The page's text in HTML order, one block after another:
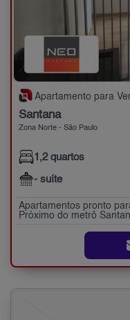
Apartamento para
Santana
Zona Norte - São Paulo
1,2 quartos
- suíte
Apartamentos pronto
Próximo do metrô